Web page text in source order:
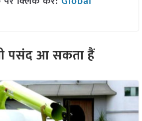
पसंद आ सकता हैं